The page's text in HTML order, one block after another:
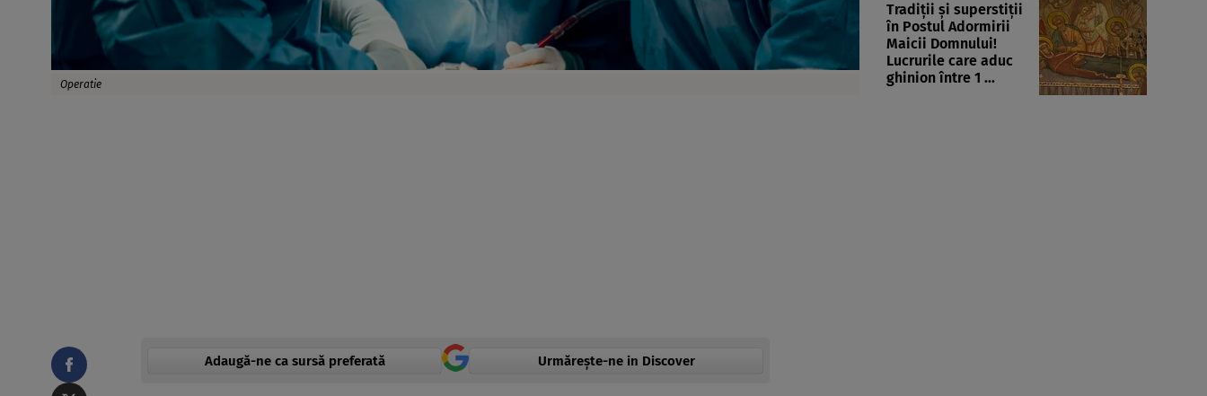
Operatie
Adaugă-ne ca sursă preferată Urmărește-ne in Discover
Tradiții și superstiții
în Postul Adormirii
Maicii Domnului!
Lucrurile care aduc
ghinion între 1 ...